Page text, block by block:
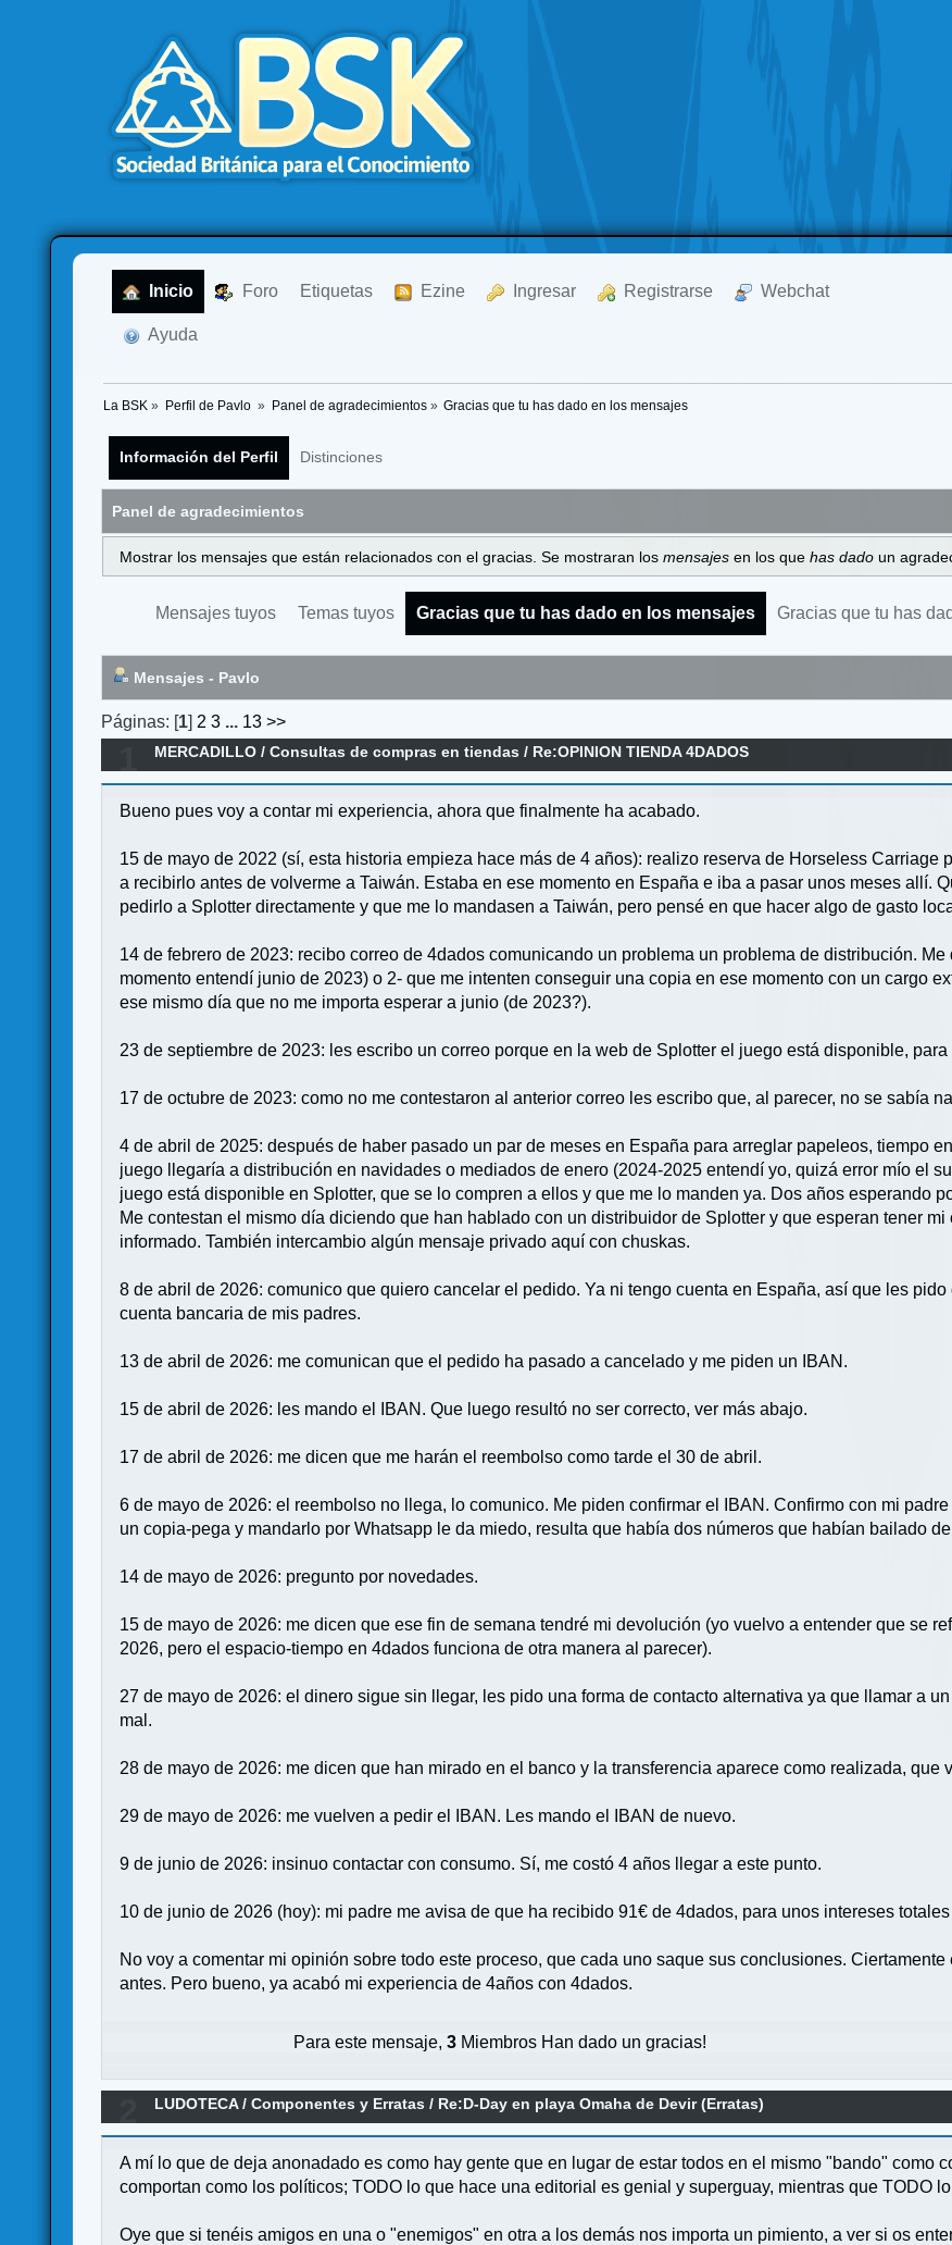
Inicio Foro Etiquetas Ezine Ingresar Registrarse Webchat
Ayuda
La BSK » Perfil de Pavlo » Panel de agradecimientos» Gracias que tu has dado en los mensajes
Información del Perfil Distinciones
Panel de agradecimientos
Mostrar los mensajes que están relacionados con el gracias. Se mostraran los mensajes en los que has dado un
Mensajes tuyos Temas tuyos Gracias que tu has dado en los mensajes Gracias que tu has
Mensajes - Pavlo
Páginas: [1] 2 3 ... 13 >>
MERCADILLO /Consultas de compras en tiendas / Re:OPINION TIENDA 4DADOS
Bueno pues voy a contar mi experiencia, ahora que finalmente ha acabado.
15 de mayo de 2022 (sí, esta historia empieza hace más de 4 años): realizo reserva de Horseless Carriage
a recibirlo antes de volverme a Taiwán. Estaba en ese momento en España e iba a pasar unos meses allí.
pedirlo a Splotter directamente y que me lo mandasen a Taiwán, pero pensé en que hacer algo de gasto
14 de febrero de 2023: recibo correo de 4dados comunicando un problema un problema de distribución.
momento entendí junio de 2023) o 2- que me intenten conseguir una copia en ese momento con un cargo
ese mismo día que no me importa esperar a junio (de 2023?).
23 de septiembre de 2023: les escribo un correo porque en la web de Splotter el juego está disponible,
17 de octubre de 2023: como no me contestaron al anterior correo les escribo que, al parecer, no se sabía
4 de abril de 2025: después de haber pasado un par de meses en España para arreglar papeleos, tiempo
juego llegaría a distribución en navidades o mediados de enero (2024-2025 entendí yo, quizá error mío el
juego está disponible en Splotter, que se lo compren a ellos y que me lo manden ya. Dos años esperando
Me contestan el mismo día diciendo que han hablado con un distribuidor de Splotter y que esperan tener
informado. También intercambio algún mensaje privado aquí con chuskas.
8 de abril de 2026: comunico que quiero cancelar el pedido. Ya ni tengo cuenta en España, así que les
cuenta bancaria de mis padres.
13 de abril de 2026: me comunican que el pedido ha pasado a cancelado y me piden un IBAN.
15 de abril de 2026: les mando el IBAN. Que luego resultó no ser correcto, ver más abajo.
17 de abril de 2026: me dicen que me harán el reembolso como tarde el 30 de abril.
6 de mayo de 2026: el reembolso no llega, lo comunico. Me piden confirmar el IBAN. Confirmo con mi
un copia-pega y mandarlo por Whatsapp le da miedo, resulta que había dos números que habían bailado
14 de mayo de 2026: pregunto por novedades.
15 de mayo de 2026: me dicen que ese fin de semana tendré mi devolución (yo vuelvo a entender que se
2026, pero el espacio-tiempo en 4dados funciona de otra manera al parecer).
27 de mayo de 2026: el dinero sigue sin llegar, les pido una forma de contacto alternativa ya que llamar a
mal.
28 de mayo de 2026: me dicen que han mirado en el banco y la transferencia aparece como realizada, que
29 de mayo de 2026: me vuelven a pedir el IBAN. Les mando el IBAN de nuevo.
9 de junio de 2026: insinuo contactar con consumo. Sí, me costó 4 años llegar a este punto.
10 de junio de 2026 (hoy): mi padre me avisa de que ha recibido 91€ de 4dados, para unos intereses
No voy a comentar mi opinión sobre todo este proceso, que cada uno saque sus conclusiones.
antes. Pero bueno, ya acabó mi experiencia de 4años con 4dados.
Para este mensaje,3 Miembros Han dado un gracias!
LUDOTECA/Componentes y Erratas / Re:D-Day en playa Omaha de Devir (Erratas)
A mí lo que de deja anonadado es como hay gente que en lugar de estar todos en el mismo "bando" como
comportan como los políticos; TODO lo que hace una editorial es genial y superguay, mientras que TODO
Oye que si tenéis amigos en una o "enemigos" en otra a los demás nos importa un pimiento, a ver si os